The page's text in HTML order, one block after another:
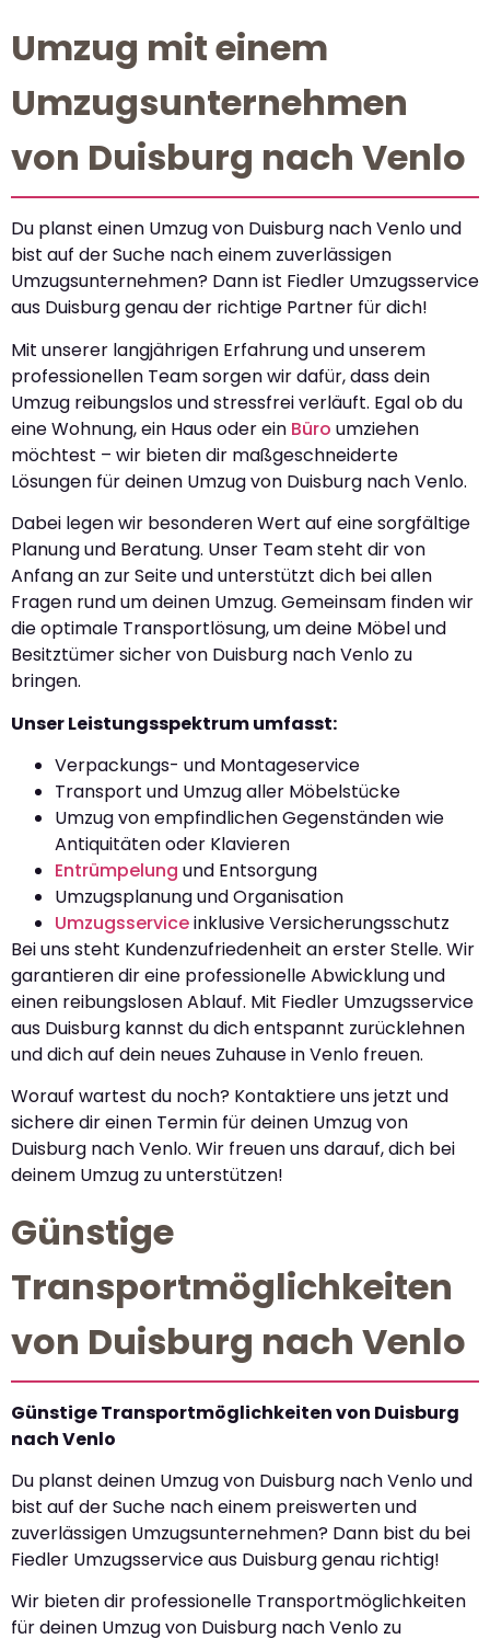
Umzug mit einem
Umzugsunternehmen
von Duisburg nach Venlo
Du planst einen Umzug von Duisburg nach Venlo und
bist auf der Suche nach einem zuverlässigen
Umzugsunternehmen? Dann ist Fiedler Umzugsservice
aus Duisburg genau der richtige Partner für dich!
Mit unserer langjährigen Erfahrung und unserem
professionellen Team sorgen wir dafür, dass dein
Umzug reibungslos und stressfrei verläuft. Egal ob du
eine Wohnung, ein Haus oder ein Büro umziehen
möchtest – wir bieten dir maßgeschneiderte
Lösungen für deinen Umzug von Duisburg nach Venlo.
Dabei legen wir besonderen Wert auf eine sorgfältige
Planung und Beratung. Unser Team steht dir von
Anfang an zur Seite und unterstützt dich bei allen
Fragen rund um deinen Umzug. Gemeinsam finden wir
die optimale Transportlösung, um deine Möbel und
Besitztümer sicher von Duisburg nach Venlo zu
bringen.
Unser Leistungsspektrum umfasst:
Verpackungs- und Montageservice
Transport und Umzug aller Möbelstücke
Umzug von empfindlichen Gegenständen wie
Antiquitäten oder Klavieren
Entrümpelung und Entsorgung
Umzugsplanung und Organisation
Umzugsserviceinklusive Versicherungsschutz
Bei uns steht Kundenzufriedenheit an erster Stelle. Wir
garantieren dir eine professionelle Abwicklung und
einen reibungslosen Ablauf. Mit Fiedler Umzugsservice
aus Duisburg kannst du dich entspannt zurücklehnen
und dich auf dein neues Zuhause in Venlo freuen.
Worauf wartest du noch? Kontaktiere uns jetzt und
sichere dir einen Termin für deinen Umzug von
Duisburg nach Venlo. Wir freuen uns darauf, dich bei
deinem Umzug zu unterstützen!
Günstige
Transportmöglichkeiten
von Duisburg nach Venlo
Günstige Transportmöglichkeiten von Duisburg
nach Venlo
Du planst deinen Umzug von Duisburg nach Venlo und
bist auf der Suche nach einem preiswerten und
zuverlässigen Umzugsunternehmen? Dann bist du bei
Fiedler Umzugsservice aus Duisburg genau richtig!
Wir bieten dir professionelle Transportmöglichkeiten
für deinen Umzug von Duisburg nach Venlo zu